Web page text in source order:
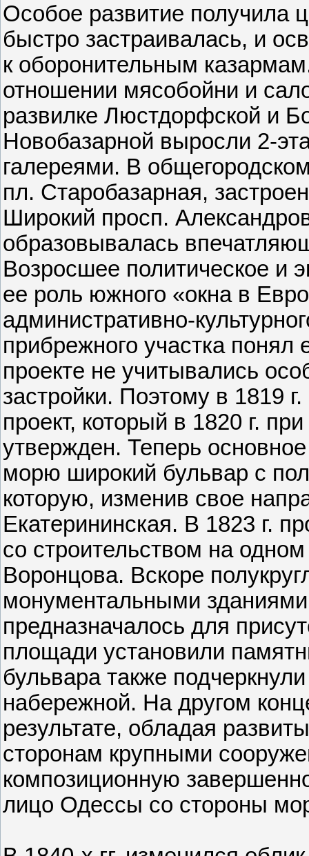
Особое развитие получила
быстро застраивалась, и
к оборонительным
отношении мясобойни и
развилке Люстдорфской и
Новобазарной выросли 2-
галереями. В
пл. Старобазарная,
Широкий просп.
образовывалась
Возросшее политическое и
ее роль южного «окна в
административно-
прибрежного участка
проекте не учитывались
застройки. Поэтому в 1819
проект, который в 1820 г.
утвержден. Теперь
морю широкий бульвар с
которую, изменив свое
Екатерининская. В 1823 г.
со строительством на
Воронцова. Вскоре
монументальными
предназначалось для
площади установили
бульвара также
набережной. На другом
результате, обладая
сторонам крупными
композиционную
лицо Одессы со стороны